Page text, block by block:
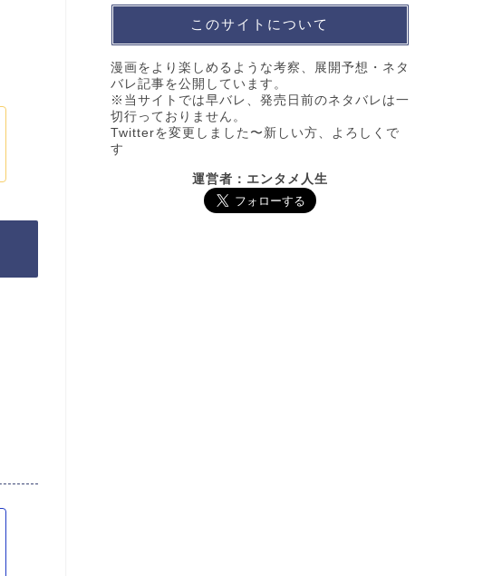
このサイトについて
漫画をより楽しめるような考察、展開予想・ネタ
バレ記事を公開しています。
※当サイトでは早バレ、発売日前のネタバレは一
切行っておりません。
Twitterを変更しました〜新しい方、よろしくで
す
運営者：エンタメ人生